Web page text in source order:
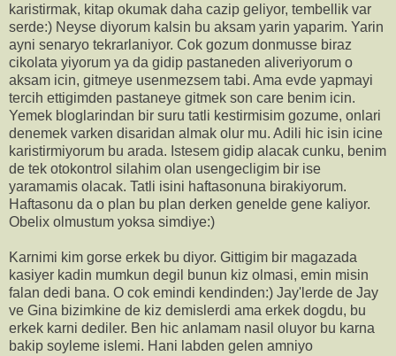
karistirmak, kitap okumak daha cazip geliyor, tembellik var
serde:) Neyse diyorum kalsin bu aksam yarin yaparim. Yarin
ayni senaryo tekrarlaniyor. Cok gozum donmusse biraz
cikolata yiyorum ya da gidip pastaneden aliveriyorum o
aksam icin, gitmeye usenmezsem tabi. Ama evde yapmayi
tercih ettigimden pastaneye gitmek son care benim icin.
Yemek bloglarindan bir suru tatli kestirmisim gozume, onlari
denemek varken disaridan almak olur mu. Adili hic isin icine
karistirmiyorum bu arada. Istesem gidip alacak cunku, benim
de tek otokontrol silahim olan usengecligim bir ise
yaramamis olacak. Tatli isini haftasonuna birakiyorum.
Haftasonu da o plan bu plan derken genelde gene kaliyor.
Obelix olmustum yoksa simdiye:)
Karnimi kim gorse erkek bu diyor. Gittigim bir magazada
kasiyer kadin mumkun degil bunun kiz olmasi, emin misin
falan dedi bana. O cok emindi kendinden:) Jay'lerde de Jay
ve Gina bizimkine de kiz demislerdi ama erkek dogdu, bu
erkek karni dediler. Ben hic anlamam nasil oluyor bu karna
bakip soyleme islemi. Hani labden gelen amniyo